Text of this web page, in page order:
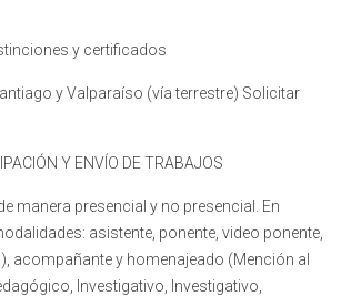
y certificados
y Valparaíso (vía terrestre) Solicitar
Y ENVÍO DE TRABAJOS
manera presencial y no presencial. En
asistente, ponente, video ponente,
acompañante y homenajeado (Mención al
Investigativo, Investigativo,